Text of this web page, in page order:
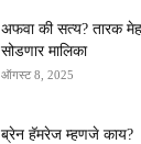
अफवा की सत्य? तारक
सोडणार मालिका
ऑगस्ट 8, 2025
ब्रेन हॅमरेज म्हणजे काय?